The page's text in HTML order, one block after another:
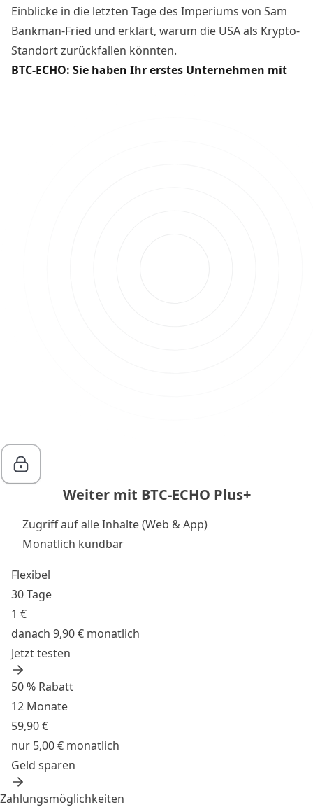
Einblicke in die letzten Tage des Imperiums von Sam
Bankman-Fried und erklärt, warum die USA als Krypto-
Standort zurückfallen könnten.
BTC-ECHO: Sie haben Ihr erstes Unternehmen mit
Weiter mit BTC-ECHO Plus+
Zugriff auf alle Inhalte (Web & App)
Monatlich kündbar
Flexibel
30 Tage
1 €
danach 9,90 € monatlich
Jetzt testen
50 % Rabatt
12 Monate
59,90 €
nur 5,00 € monatlich
Geld sparen
Zahlungsmöglichkeiten